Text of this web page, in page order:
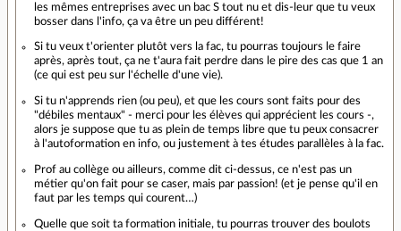
les mêmes entreprises avec un bac S tout nu et dis-leur que tu veux
bosser dans l'info, ça va être un peu différent!
Si tu veux t'orienter plutôt vers la fac, tu pourras toujours le faire
après, après tout, ça ne t'aura fait perdre dans le pire des cas que 1 an
(ce qui est peu sur l'échelle d'une vie).
Si tu n'apprends rien (ou peu), et que les cours sont faits pour des
"débiles mentaux" - merci pour les élèves qui apprécient les cours -,
alors je suppose que tu as plein de temps libre que tu peux consacrer
à l'autoformation en info, ou justement à tes études parallèles à la fac.
Prof au collège ou ailleurs, comme dit ci-dessus, ce n'est pas un
métier qu'on fait pour se caser, mais par passion! (et je pense qu'il en
faut par les temps qui courent…)
Quelle que soit ta formation initiale, tu pourras trouver des boulots